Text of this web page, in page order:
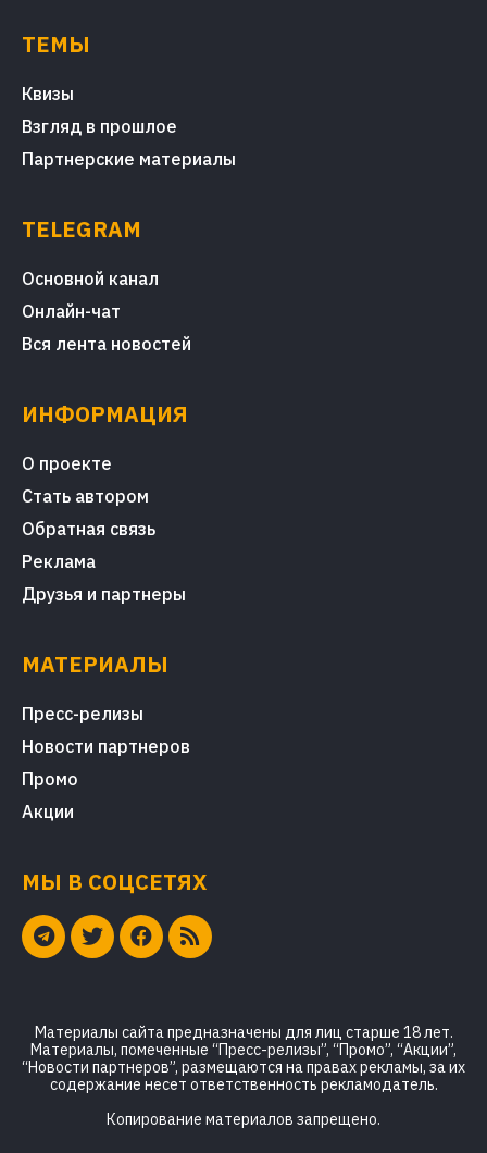
ТЕМЫ
Квизы
Взгляд в прошлое
Партнерские материалы
TELEGRAM
Основной канал
Онлайн-чат
Вся лента новостей
ИНФОРМАЦИЯ
О проекте
Стать автором
Обратная связь
Реклама
Друзья и партнеры
МАТЕРИАЛЫ
Пресс-релизы
Новости партнеров
Промо
Акции
МЫ В СОЦСЕТЯХ
Материалы сайта предназначены для лиц старше 18 лет.
Материалы, помеченные “Пресс-релизы”, “Промо”, “Акции”,
“Новости партнеров”, размещаются на правах рекламы, за их
содержание несет ответственность рекламодатель.
Копирование материалов запрещено.